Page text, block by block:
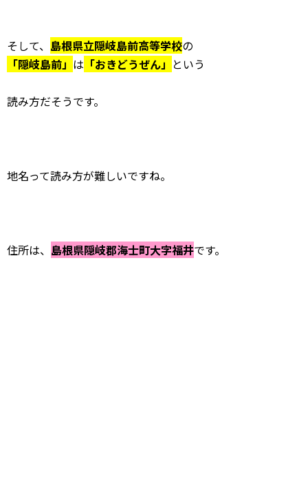
そして、 島根県立隠岐島前高等学校の
「隠岐島前」 は 「おきどうぜん」 という
読み方だそうです。
地名って読み方が難しいですね。
住所は、 島根県隠岐郡海士町大字福井です。